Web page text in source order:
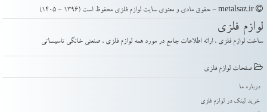
لوازم فلزی
ساخت لوازم فلزی ، ارائه اطلاعات جامع در مورد همه لوازم فلزی ، صنعتی خانگی تاسیساتی
صفحات لوازم فلزی
درباره ما
خرید لینک در لوازم فلزی